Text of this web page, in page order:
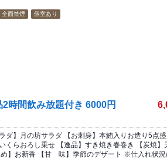
全面禁煙 個室あり
時間飲み放題付き 6000円
】月の坊サラダ 【お刺身】本鮪入りお造り5点
らおろし乗せ 【逸品】すき焼き春巻き 【炭焼
】お新香 【甘 味】季節のデザート ※仕入れ状況